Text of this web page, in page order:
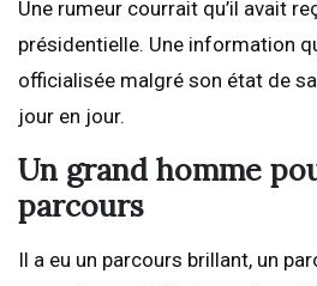
Une rumeur courrait qu’il avait
présidentielle. Une information
officialisée malgré son état de
jour en jour.
Un grand homme
parcours
Il a eu un parcours brillant, un